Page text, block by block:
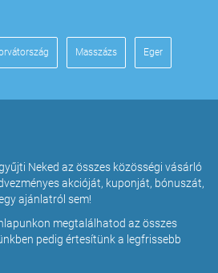
Masszázs Eger
Neked az összes közösségi vásárló
akcióját, kuponját, bónuszát,
ajánlatról sem!
megtalálhatod az összes
pedig értesítünk a legfrissebb